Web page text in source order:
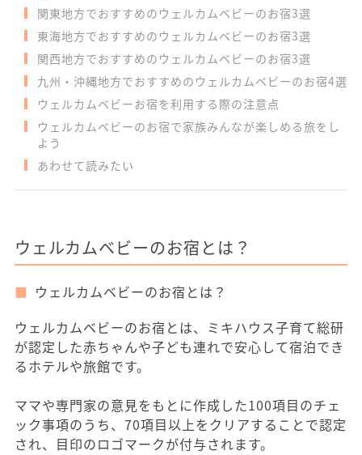
関東地方でおすすめのウェルカムベビーのお宿3選
東海地方でおすすめのウェルカムベビーのお宿3選
関西地方でおすすめのウェルカムベビーのお宿3選
九州・沖縄地方でおすすめのウェルカムベビーのお宿4選
ウェルカムベビーお宿を利用する際の注意点
ウェルカムベビーのお宿で家族みんなが楽しめる旅をし
よう
あわせて読みたい
ウェルカムベビーのお宿とは？
ウェルカムベビーのお宿とは？
ウェルカムベビーのお宿とは、ミキハウス子育て総研
が認定した赤ちゃんや子ども連れで安心して宿泊でき
るホテルや旅館です。
ママや専門家の意見をもとに作成した100項目のチェ
ック事項のうち、70項目以上をクリアすることで認定
され、目印のロゴマークが付与されます。